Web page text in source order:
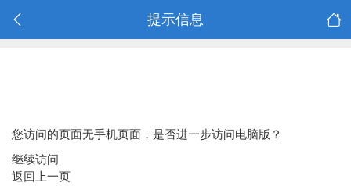
提示信息
您访问的页面无手机页面，是否进一步访问电脑版？
继续访问
返回上一页